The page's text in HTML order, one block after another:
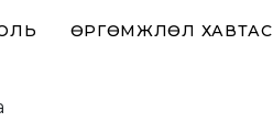
ӨРГӨМЖЛӨЛ ХАВТАС